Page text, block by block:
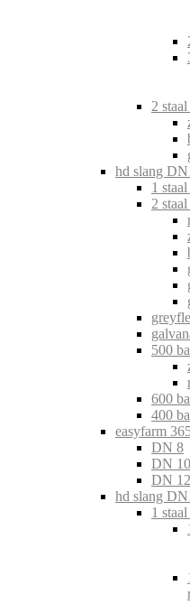
2
hd slang
1
2
500
600
400
easyfarm
DN 8
DN 10
DN 12
hd slang
1